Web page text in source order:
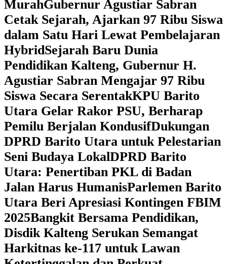
MurahGubernur Agustiar Sabran
Cetak Sejarah, Ajarkan 97 Ribu Siswa
dalam Satu Hari Lewat Pembelajaran
HybridSejarah Baru Dunia
Pendidikan Kalteng, Gubernur H.
Agustiar Sabran Mengajar 97 Ribu
Siswa Secara SerentakKPU Barito
Utara Gelar Rakor PSU, Berharap
Pemilu Berjalan KondusifDukungan
DPRD Barito Utara untuk Pelestarian
Seni Budaya LokalDPRD Barito
Utara: Penertiban PKL di Badan
Jalan Harus HumanisParlemen Barito
Utara Beri Apresiasi Kontingen FBIM
2025‎Bangkit Bersama Pendidikan,
Disdik Kalteng Serukan Semangat
Harkitnas ke-117 untuk Lawan